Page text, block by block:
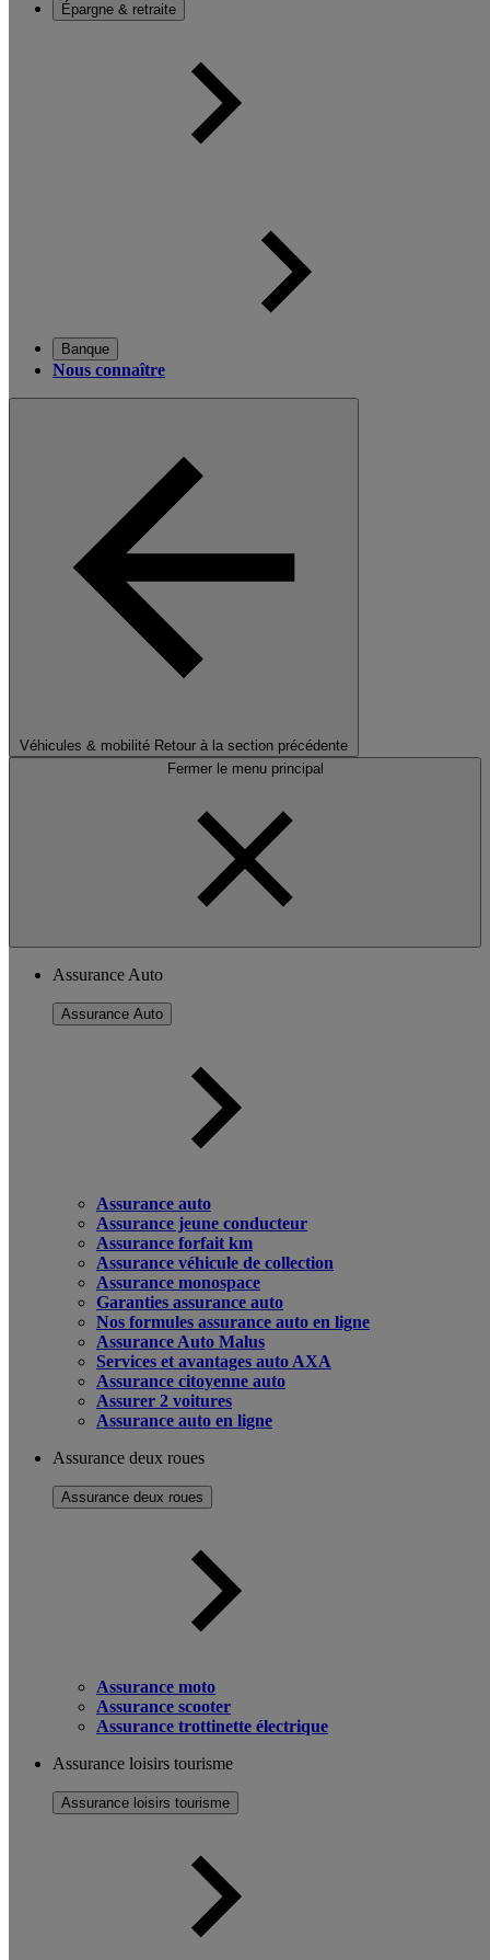
Épargne & retraite
Banque
Nous connaître
Véhicules & mobilité Retour à la section précédente
Fermer le menu principal
Assurance Auto
Assurance Auto
Assurance auto
Assurance jeune conducteur
Assurance forfait km
Assurance véhicule de collection
Assurance monospace
Garanties assurance auto
Nos formules assurance auto en ligne
Assurance Auto Malus
Services et avantages auto AXA
Assurance citoyenne auto
Assurer 2 voitures
Assurance auto en ligne
Assurance deux roues
Assurance deux roues
Assurance moto
Assurance scooter
Assurance trottinette électrique
Assurance loisirs tourisme
Assurance loisirs tourisme